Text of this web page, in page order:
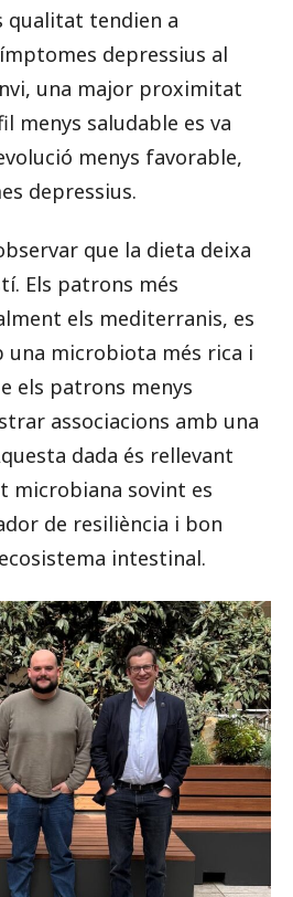
qualitat tendien a
depressius al
una major proximitat
menys saludable es va
menys favorable,
depressius.
que la dieta deixa
Els patrons més
els mediterranis, es
una microbiota més rica i
els patrons menys
associacions amb una
dada és rellevant
microbiana sovint es
de resiliència i bon
intestinal.